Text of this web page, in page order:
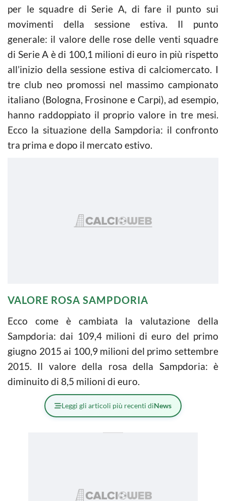
per le squadre di Serie A, di fare il punto sui
movimenti della sessione estiva. Il punto
generale: il valore delle rose delle venti squadre
di Serie A è di 100,1 milioni di euro in più rispetto
all’inizio della sessione estiva di calciomercato. I
tre club neo promossi nel massimo campionato
italiano (Bologna, Frosinone e Carpi), ad esempio,
hanno raddoppiato il proprio valore in tre mesi.
Ecco la situazione della Sampdoria: il confronto
tra prima e dopo il mercato estivo.
VALORE ROSA SAMPDORIA
Ecco come è cambiata la valutazione della
Sampdoria: dai 109,4 milioni di euro del primo
giugno 2015 ai 100,9 milioni del primo settembre
2015. Il valore della rosa della Sampdoria: è
diminuito di 8,5 milioni di euro.
Leggi gli articoli più recenti diNews